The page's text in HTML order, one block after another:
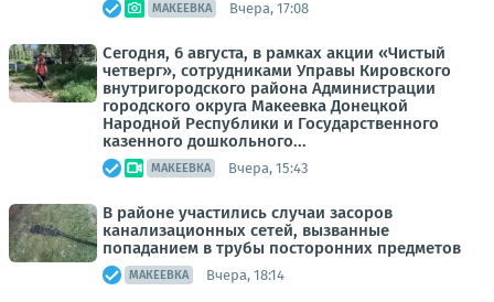
МАКЕЕВКА Вчера, 17:08
Сегодня, 6 августа, в рамках акции «Чистый
четверг», сотрудниками Управы Кировского
внутригородского района Администрации
городского округа Макеевка Донецкой
Народной Республики и Государственного
казенного дошкольного...
МАКЕЕВКА Вчера, 15:43
В районе участились случаи засоров
канализационных сетей, вызванные
попаданием в трубы посторонних предметов
МАКЕЕВКА Вчера, 18:14